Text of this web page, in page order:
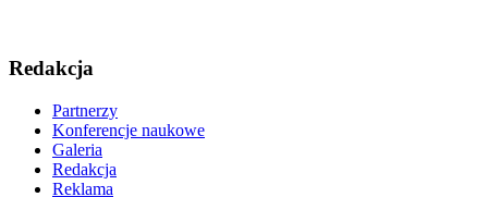
Redakcja
Partnerzy
Konferencje naukowe
Galeria
Redakcja
Reklama